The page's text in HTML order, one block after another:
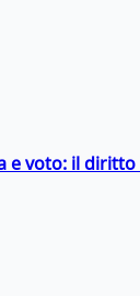
e voto: il